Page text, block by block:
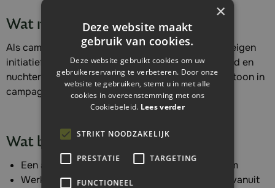
Wat maakt deze baan uniek?
Als campagne marketeer krijg je veel ruimte voor eigen
initiatief, in een organisatie waar klanttevredenheid en
nuchter boerenverstand centraal staan. Jij zet de toon in
campagnes die ertoe doen.
Wat bieden we jou?
Een afwisselende functie in een betrokken team
Werken op onze locatie in Groningen of deels vanuit
×
Deze website maakt
gebruik van cookies.
Deze website gebruikt cookies om uw
gebruikerservaring te verbeteren. Door onze
website te gebruiken, stemt u in met alle
cookies in overeenstemming met ons
Cookiebeleid. Lees verder
STRIKT NOODZAKELIJK
PRESTATIE TARGETING
FUNCTIONEEL